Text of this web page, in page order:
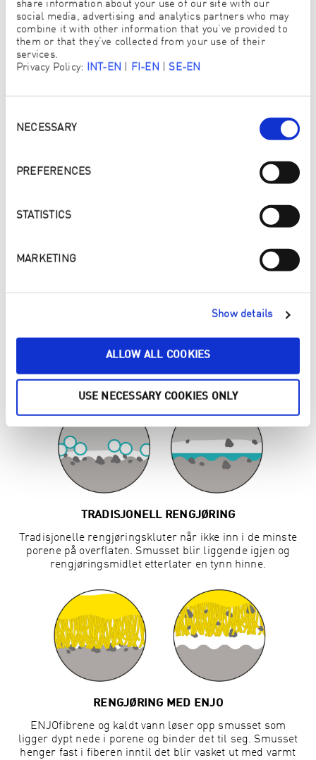
share information about your use of our site with our
social media, advertising and analytics partners who may
combine it with other information that you’ve provided to
them or that they’ve collected from your use of their
services.
Privacy Policy: INT-EN FI-EN SE-EN
NECESSARY
PREFERENCES
STATISTICS
MARKETING
Show details
ALLOW ALL COOKIES
USE NECESSARY COOKIES ONLY
Hans Hirschmann, Hygieneekspert ved
helsedepartementet i Vorarlberg (Østerrike) har
gjentatte ganger testet våre fibre med Lumitester, og
bekrefter at ENJOs rengjøringsmetode rengjør seks
ganger bedre enn tradisjonelle rengjøringsmetoder.
Jeg vil aktivere innholdet på YouTube, en plattform fra Google LLC. Ved
å aktivere den godtar jeg at informasjonskapsler fra YouTube kan lagres
Googlespersonvernregler
6X BEDRE ENN RENGJØRING MED
RENGJØRINGSMIDLER
TRADISJONELL RENGJØRING
Tradisjonelle rengjøringskluter når ikke inn i de minste
porene på overflaten. Smusset blir liggende igjen og
rengjøringsmidlet etterlater en tynn hinne.
RENGJØRING MED ENJO
ENJOfibrene og kaldt vann løser opp smusset som
ligger dypt nede i porene og binder det til seg. Smusset
henger fast i fiberen inntil det blir vasket ut med varmt